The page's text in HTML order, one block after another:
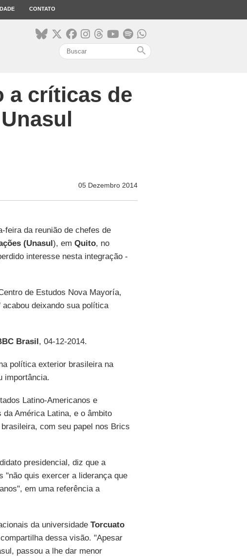
CONTATO
search
a críticas de
05 Dezembro 2014
da reunião de chefes de
(Unasul), em Quito, no
interesse nesta integração -
de Estudos Nova Mayoría,
deixando sua política
Brasil, 04-12-2014.
política exterior brasileira na
importância.
Latino-Americanos e
América Latina, e o âmbito
com seu papel nos Brics
presidencial, diz que a
"não quis exercer a liderança que
em uma referência a
da universidade Torcuato
dessa visão. "Apesar
passou a lhe dar menor